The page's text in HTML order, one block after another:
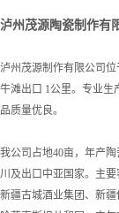
泸州茂源陶瓷制作有
泸州茂源制作有限公司
牛滩出口 1公里。专业生
品质量优良。
我公司占地40亩，年产
川及出口中亚国家。主
新疆古城酒业集团、新